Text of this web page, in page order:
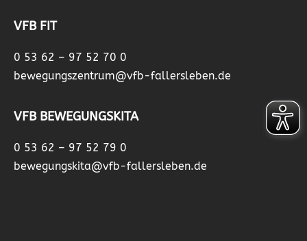
VFB FIT
0 53 62 – 97 52 70 0
bewegungszentrum@vfb-fallersleben.de
VFB BEWEGUNGSKITA
0 53 62 – 97 52 79 0
bewegungskita@vfb-fallersleben.de